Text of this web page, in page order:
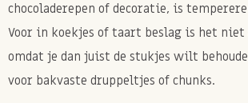
chocoladerepen of decoratie, is
Voor in koekjes of taart beslag is het
omdat je dan juist de stukjes wilt
voor bakvaste druppeltjes of chunks.